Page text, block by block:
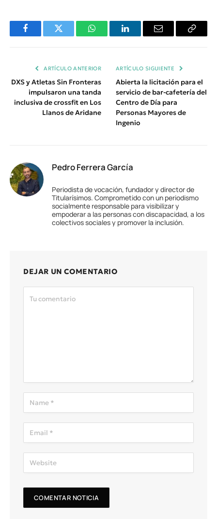
FacebookTwitter WhatsAppLinkedInEmail
Copiar
ARTÍCULO ANTERIOR
DXS y Atletas Sin Fronteras
impulsaron una tanda
inclusiva de crossfit en Los
Llanos de Aridane
ARTÍCULO SIGUIENTE
Abierta la licitación para el
servicio de bar-cafetería del
Centro de Día para
Personas Mayores de
Ingenio
Pedro Ferrera García
Periodista de vocación, fundador y director de
Titularísimos. Comprometido con un periodismo
socialmente responsable para visibilizar y
empoderar a las personas con discapacidad, a los
colectivos sociales y promover la inclusión.
DEJAR UN COMENTARIO